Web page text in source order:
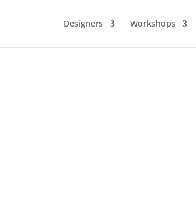
Designers Workshops